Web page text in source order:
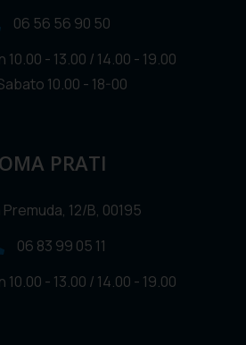
06 56 56 90 50
10.00 - 13.00 / 14.00 - 19.00
10.00 - 18-00
PRATI
Premuda, 12/B, 00195
06 83 99 05 11
10.00 - 13.00 / 14.00 - 19.00